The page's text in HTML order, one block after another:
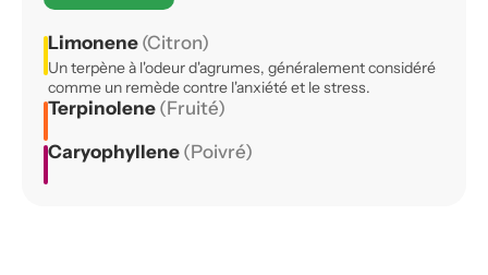
Limonene (Citron)
Un terpène à l'odeur d'agrumes, généralement considéré
comme un remède contre l'anxiété et le stress.
Terpinolene (Fruité)
Caryophyllene (Poivré)